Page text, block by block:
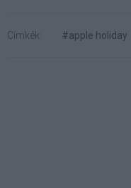
Címkék: #apple holiday